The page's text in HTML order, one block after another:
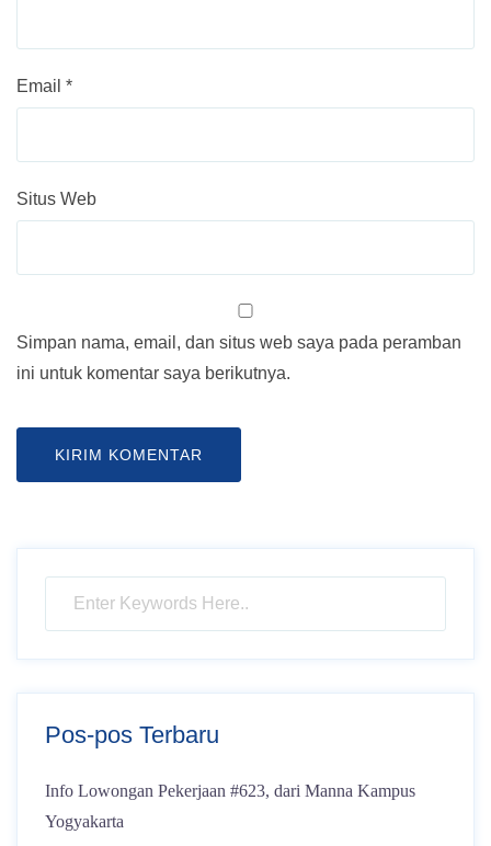
Email *
Situs Web
Simpan nama, email, dan situs web saya pada peramban
ini untuk komentar saya berikutnya.
Pos-pos Terbaru
Info Lowongan Pekerjaan #623, dari Manna Kampus
Yogyakarta